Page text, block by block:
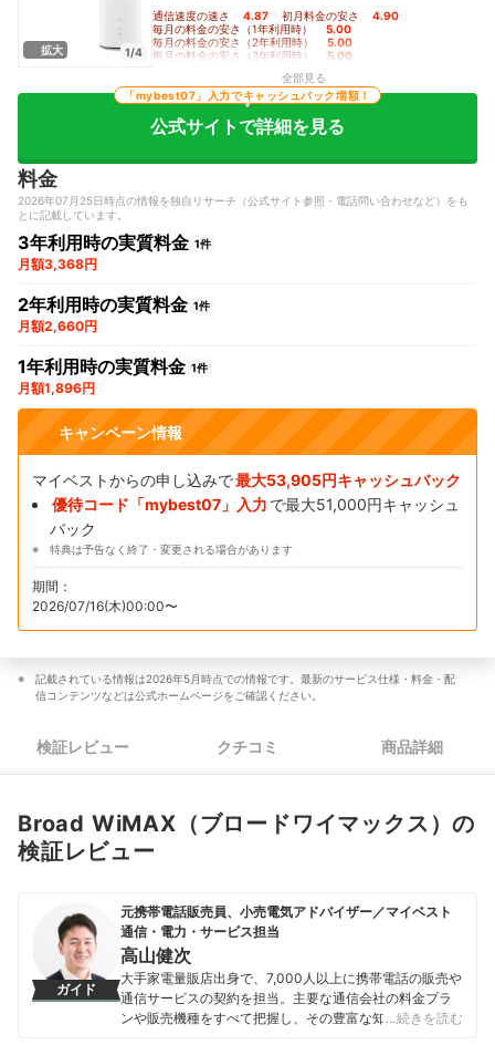
拡大 1/4
通信速度の速さ 4.87 初月料金の安さ 4.90
毎月の料金の安さ（1年利用時） 5.00
毎月の料金の安さ（2年利用時） 5.00
毎月の料金の安さ（3年利用時）
5.00
全部見る
公式サイトで詳細を見る
「mybest07」入力でキャッシュバック増額！
料金
2026年07月25日時点の情報を独自リサーチ（公式サイト参照・電話問い合わせなど）をも
とに記載しています。
3年利用時の実質料金 1件
月額3,368円
2年利用時の実質料金 1件
月額2,660円
1年利用時の実質料金 1件
月額1,896円
キャンペーン情報
マイベストからの申し込みで最大53,905円キャッシュバック
優待コード「mybest07」入力 で最大51,000円キャッシュ
バック
特典は予告なく終了・変更される場合があります
期間：
2026/07/16(木)00:00〜
記載されている情報は2026年5月時点での情報です。最新のサービス仕様・料金・配
信コンテンツなどは公式ホームページをご確認ください。
検証レビュー クチコミ 商品詳細
Broad WiMAX（ブロードワイマックス）の
検証レビュー
ガイド
元携帯電話販売員、小売電気アドバイザー／マイベスト
通信・電力・サービス担当
高山健次
大手家電量販店出身で、7,000人以上に携帯電話の販売や
通信サービスの契約を担当。主要な通信会社の料金プラ
ンや販売機種をすべて把握し、その豊富な知識で店舗販
…続きを読む